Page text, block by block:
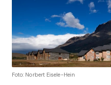
Foto: Norbert Eisele-Hein